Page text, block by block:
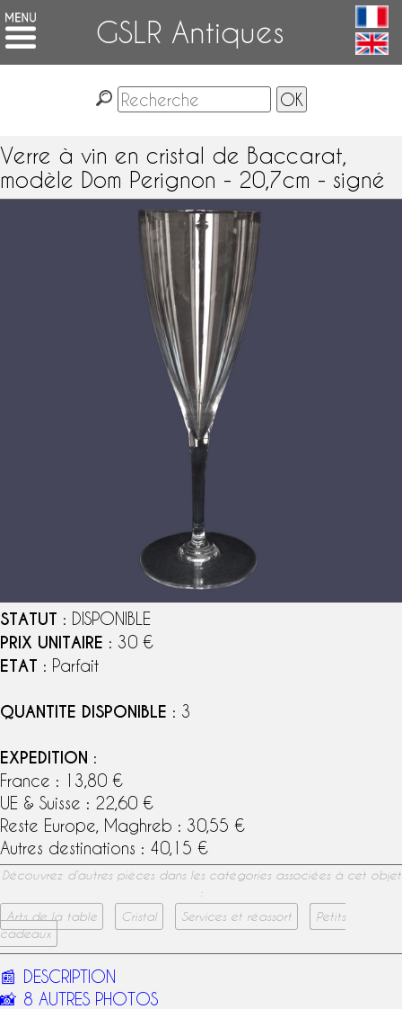
GSLR Antiques
Verre à vin en cristal de Baccarat,
modèle Dom Perignon - 20,7cm - signé
STATUT : DISPONIBLE
PRIX UNITAIRE : 30 €
ETAT : Parfait
QUANTITE DISPONIBLE : 3
EXPEDITION :
France : 13,80 €
UE & Suisse : 22,60 €
Reste Europe, Maghreb : 30,55 €
Autres destinations : 40,15 €
Découvrez d’autres pièces dans les catégories associées à cet objet
:
Arts de la table
Cristal Services et réassort
Petits
cadeaux
📰 DESCRIPTION
📸 8 AUTRES PHOTOS